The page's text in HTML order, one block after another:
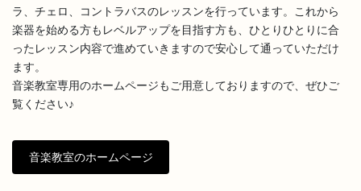
ラ、チェロ、コントラバスのレッスンを行っています。これから
楽器を始める方もレベルアップを目指す方も、ひとりひとりに合
ったレッスン内容で進めていきますので安心して通っていただけ
ます。
音楽教室専用のホームページもご用意しておりますので、ぜひご
覧ください♪
音楽教室のホームページ